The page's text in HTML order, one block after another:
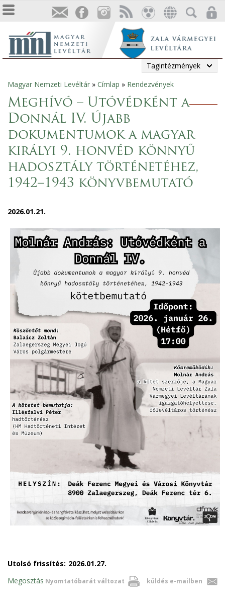
Tagintézmények
Jelenlegi
hely
Magyar Nemzeti Levéltár » Címlap » Rendezvények
Meghívó – Utóvédként a
Donnál IV. Újabb
dokumentumok a magyar
királyi 9. honvéd könnyű
hadosztály történetéhez,
1942–1943 könyvbemutató
2026.01.21.
Utolsó frissítés: 2026.01.27.
Nyomtatóbarát változat küldés e-mailben
Megosztás